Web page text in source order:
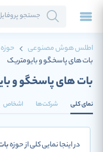
اطلس هوش مصنوعی
بات های پاسخگو و بایومتریک
بات های پاسخگو و
نمای کلی شرکت‌ها اشخاص
در اینجا نمایی کلی از حوزه